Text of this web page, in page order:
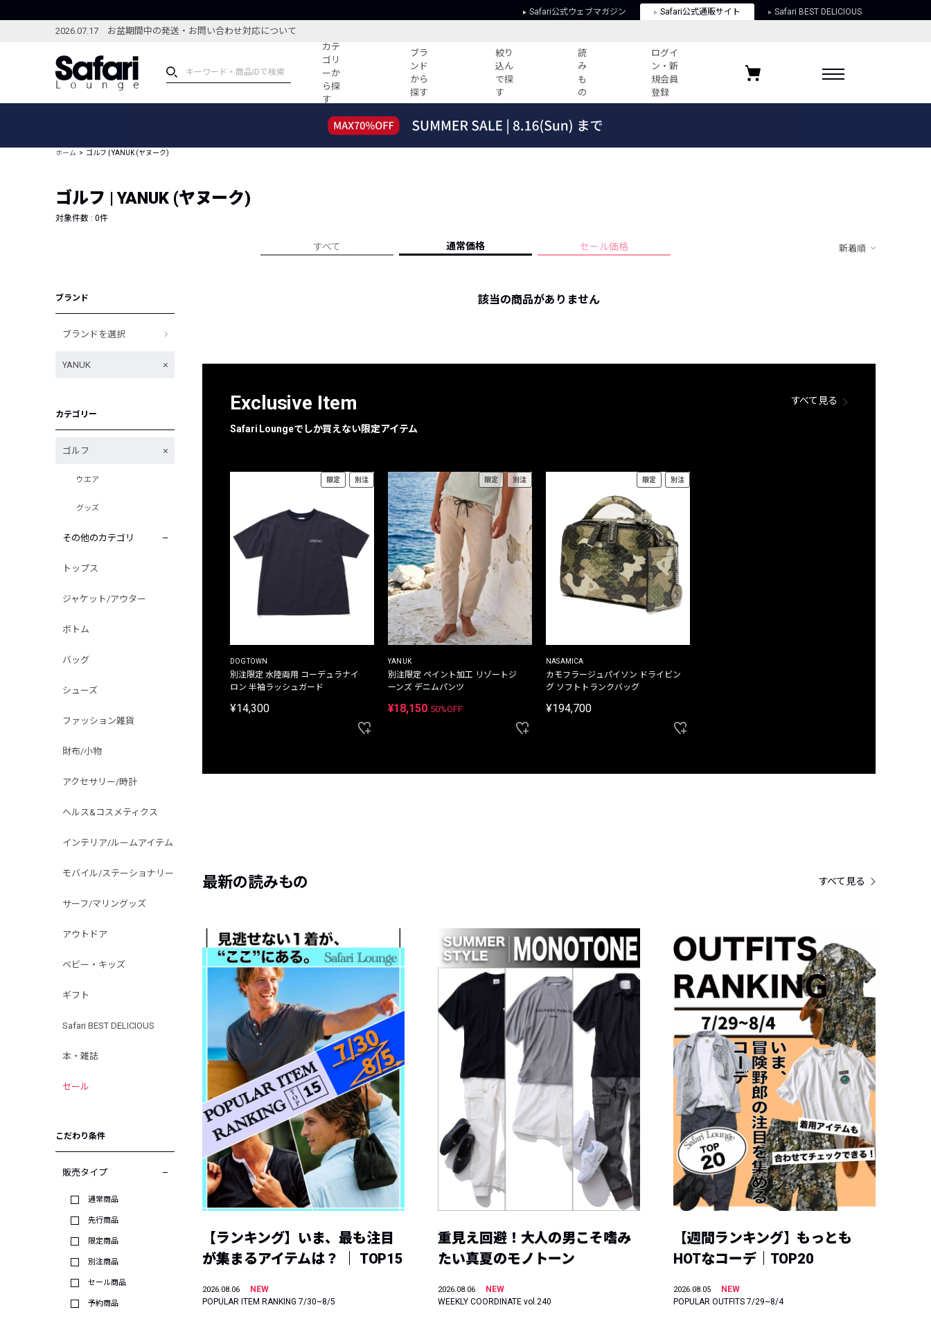
Safari公式ウェブマガジン Safari公式通販サイト Safari BEST DELICIOUS
2026.07.17 お盆期間中の発送・お問い合わせ対応について
カテ
ゴリ
ーか
ら探
す
ブラ
ンド
から
探す
絞り
込ん
で探
す
読
み
も
の
ログイ
ン・新
規会員
登録
ブランドから探す
新着アイテム
編集部のおすすめアイテム
コーディネート
すべての記事
人気記事ランキング
フォーカスブランド
プライバシーポリシー
お気に入りブランド
ホーム ゴルフ | YANUK (ヤヌーク)
ゴルフ | YANUK (ヤヌーク)
対象件数 : 0件
すべて 通常価格 セール価格 新着順
ブランド
ブランドを選択
YANUK
カテゴリー
ゴルフ
ウエア
グッズ
その他のカテゴリ
トップス
ジャケット/アウター
ボトム
バッグ
シューズ
ファッション雑貨
財布/小物
アクセサリー/時計
ヘルス&コスメティクス
インテリア/ルームアイテム
モバイル/ステーショナリー
サーフ/マリングッズ
アウトドア
ベビー・キッズ
ギフト
Safari BEST DELICIOUS
本・雑誌
セール
こだわり条件
販売タイプ
通常商品
先行商品
限定商品
別注商品
セール商品
予約商品
該当の商品がありません
Exclusive Item
Safari Loungeでしか買えない限定アイテム
すべて見る
限定 別注
DOGTOWN
別注限定 水陸両用 コーデュラナイ
ロン 半袖ラッシュガード
¥14,300
限定 別注
YANUK
別注限定 ペイント加工 リゾートジ
ーンズ デニムパンツ
¥18,150 50%OFF
限定 別注
NASAMICA
カモフラージュパイソン ドライビン
グ ソフトトランクバッグ
¥194,700
最新の読みもの すべて見る
【ランキング】いま、最も注目
が集まるアイテムは？ ｜ TOP15
2026.08.06
NEW
POPULAR ITEM RANKING 7/30~8/5
重見え回避！大人の男こそ嗜み
たい真夏のモノトーン
2026.08.06
NEW
WEEKLY COORDINATE vol.240
【週間ランキング】もっとも
HOTなコーデ｜TOP20
2026.08.05
NEW
POPULAR OUTFITS 7/29~8/4